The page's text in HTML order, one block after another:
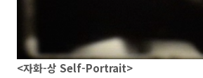
<자화-상 Self-Portrait>